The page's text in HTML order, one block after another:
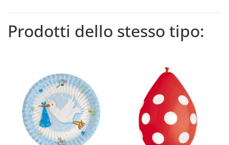
Prodotti dello stesso tipo: